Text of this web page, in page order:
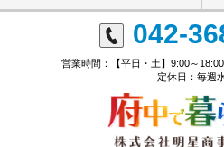
042-
営業時間：【平日・土】9:00～
定休日：毎週